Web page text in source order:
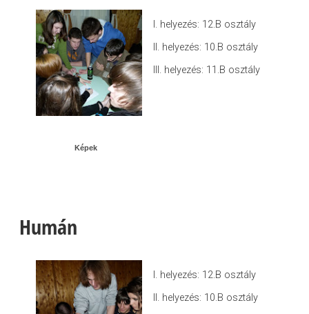
Képek
I. helyezés: 12.B osztály
II. helyezés: 10.B osztály
III. helyezés: 11.B osztály
Humán
I. helyezés: 12.B osztály
II. helyezés: 10.B osztály